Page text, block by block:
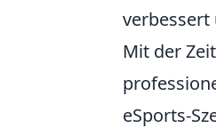
Mit der
eSports-